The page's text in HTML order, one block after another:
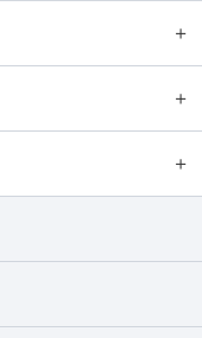
＋
＋
＋